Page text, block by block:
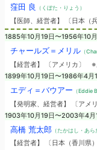
窪田 良 （くぼた・りょう）
【医師、経営者】 〔日本（
1885年10月19日〜1956年10
チャールズ＝メリル（
【経営者】 〔アメリカ〕 ※
1899年10月19日〜1986年4月
エディ＝バウアー （Eddie
【発明家、経営者】 〔アメリ
1903年10月19日〜2003年4月
高橋 荒太郎（たかはし・あら
【経営者】 〔日本（香川県